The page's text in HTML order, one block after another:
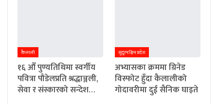
कैलाली
१६ औँ पुण्यतिथिमा स्वर्गीय
पवित्रा पौडेलप्रति श्रद्धाञ्जली,
सेवा र संस्कारको सन्देश…
सुदूरपश्चिम प्रदेश
अभ्यासका क्रममा ग्रिनेड
विस्फोट हुँदा कैलालीको
गोदावरीमा दुई सैनिक घाइते